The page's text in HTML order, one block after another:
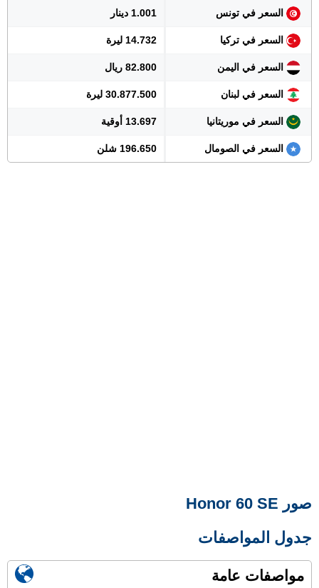
السعر في تونس 1.001 دينار
السعر في تركيا 14.732 ليرة
السعر في اليمن 82.800 ريال
السعر في لبنان 30.877.500 ليرة
السعر في موريتانيا 13.697 أوقية
السعر في الصومال 196.650 شلن
صور Honor 60 SE
جدول المواصفات
مواصفات عامة